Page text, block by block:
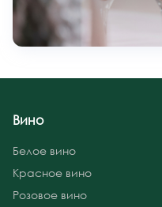
Вино
Белое вино
Красное вино
Розовое вино